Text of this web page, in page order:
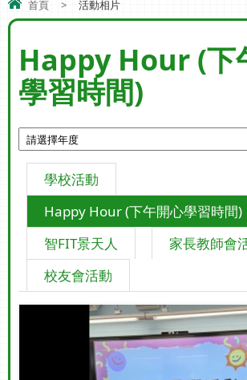
首頁 > 活動相片
Happy Hour (下
學習時間)
學校活動
Happy Hour (下午開心學習時間)
智FIT景天人
家長教師會
校友會活動